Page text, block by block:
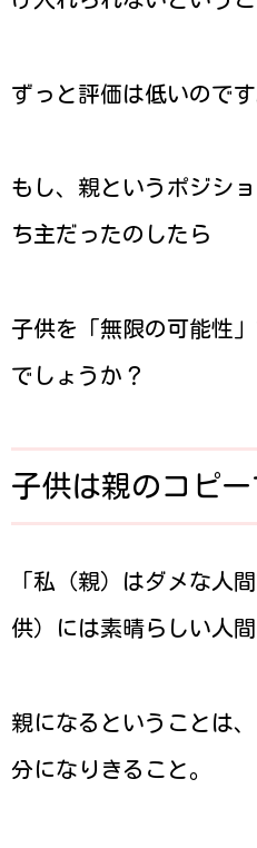
ずっと評価は低いのです
もし、親というポジシ
ち主だったのしたら
子供を「無限の可能性
でしょうか？
子供は親のコピ
「私（親）はダメな人
供）には素晴らしい人
親になるということは
分になりきること。